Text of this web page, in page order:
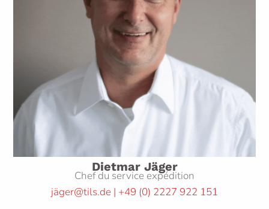
Dietmar Jäger
Chef du service expédition
jäger@tils.de | +49 (0) 2227 922 151